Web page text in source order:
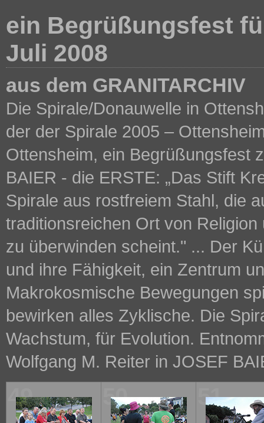
ein Begrüßungsfest
Juli 2008
aus dem GRANITARCHIV
Die Spirale/Donauwelle in
der der Spirale 2005 –
Ottensheim, ein Begrüßungsfest
BAIER - die ERSTE: „Das Stift
Spirale aus rostfreiem Stahl, die
traditionsreichen Ort von
zu überwinden scheint." ... Der
und ihre Fähigkeit, ein Zentrum
Makrokosmische Bewegungen
bewirken alles Zyklische. Die
Wachstum, für Evolution.
Wolfgang M. Reiter in JOSEF
49 50 51